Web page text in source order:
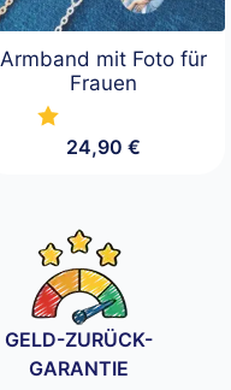
Armband mit Foto für
Frauen
24,90 €
GELD-ZURÜCK-
GARANTIE